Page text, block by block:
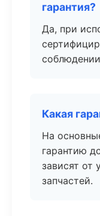
гарантия?
Да, при
Какая
На
гарантию
зависят от
запчастей.